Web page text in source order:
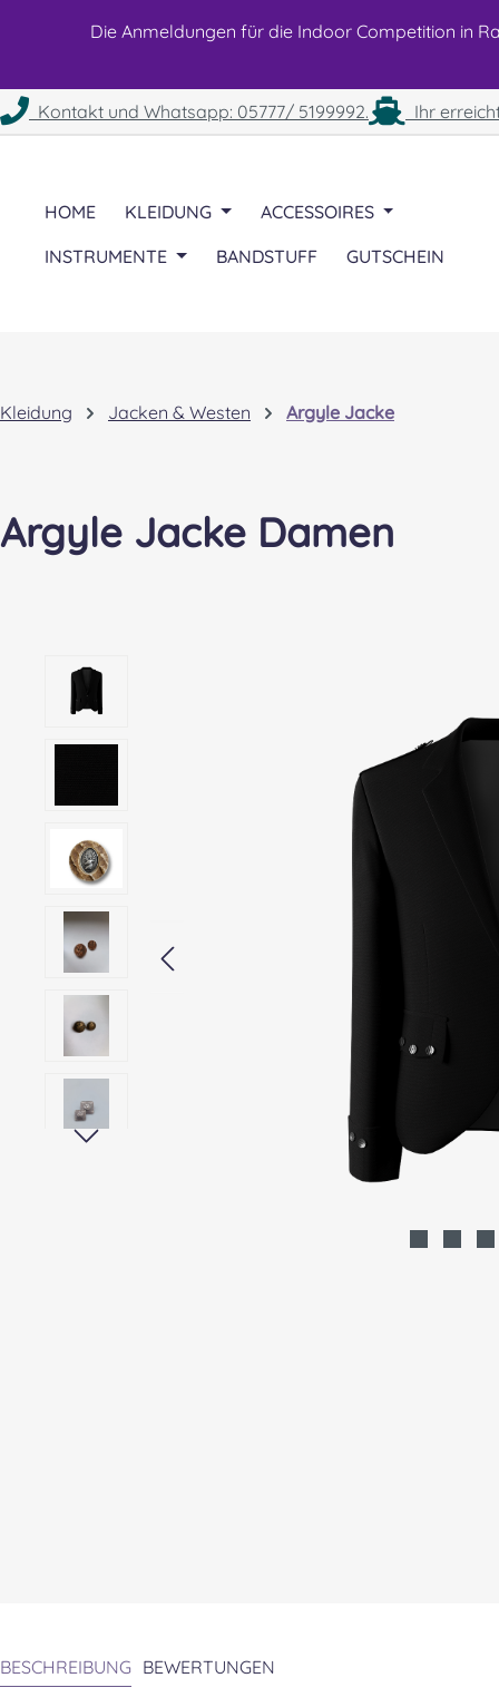
Hauptinhalt springen
Zur Suche springen
Zur Hauptnavigation springen
Die Anmeldungen für die Indoor Competition in
Kontakt und Whatsapp: 05777/ 5199992. Ihr
HOME KLEIDUNG
ACCESSOIRES
INSTRUMENTE
BANDSTUFF GUTSCHEIN
Kleidung Jacken & Westen Argyle Jacke
Argyle Jacke Damen
Bildergalerie überspringen
BESCHREIBUNG BEWERTUNGEN